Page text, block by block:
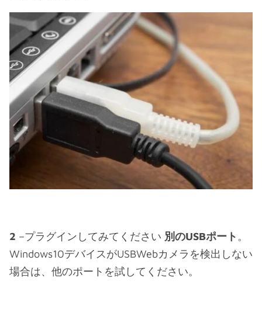
2 –プラグインしてみてください 別のUSBポート 。
Windows10デバイスがUSBWebカメラを検出しない
場合は、他のポートを試してください。